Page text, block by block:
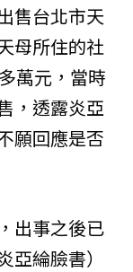
售台北市天
母所住的社
萬元，當時
，透露炎亞
願回應是否
出事之後已
綸臉書）